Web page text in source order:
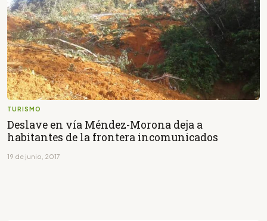
TURISMO
Deslave en vía Méndez-Morona deja a
habitantes de la frontera incomunicados
19 de junio, 2017